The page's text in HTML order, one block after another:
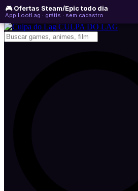
🎮 Ofertas Steam/Epic todo dia
App LootLag · grátis · sem cadastro
domingo, 09 de agosto de 2026 WhatsApp
Newsletter
CULPA DO LAG